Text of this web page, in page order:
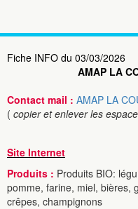
Fiche INFO du 03/03/2026
AMAP LA
Contact mail : AMAP LA
( copier et enlever les
Site Internet
Produits : Produits BIO:
pomme, farine, miel, bières,
crêpes, champignons